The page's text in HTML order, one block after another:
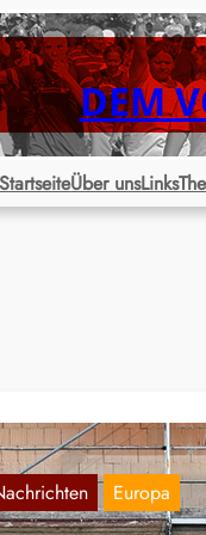
DEM
StartseiteÜber unsLinks
Europa